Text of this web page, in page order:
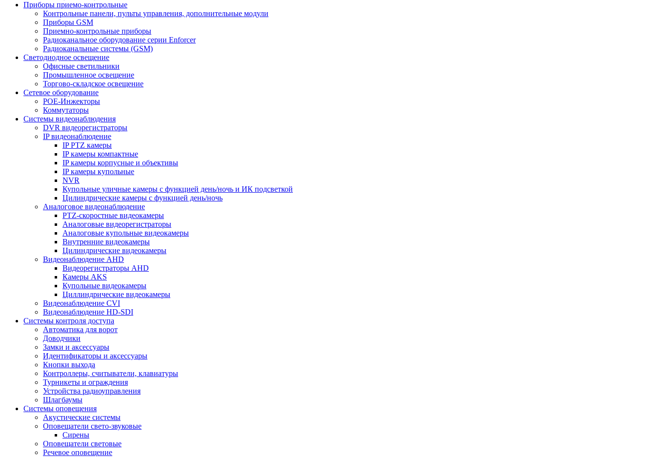
Приборы приемо-контрольные
Контрольные панели, пульты управления, дополнительные модули
Приборы GSM
Приемно-контрольные приборы
Радиоканальное оборудование серии Enforcer
Радиоканальные системы (GSM)
Светодиодное освещение
Офисные светильники
Промышленное освещение
Торгово-складское освещение
Сетевое оборудование
POE-Инжекторы
Коммутаторы
Системы видеонаблюдения
DVR видеорегистраторы
IP видеонаблюдение
IP PTZ камеры
IP камеры компактные
IP камеры корпусные и объективы
IP камеры купольные
NVR
Купольные уличные камеры с функцией день/ночь и ИК подсветкой
Цилиндрические камеры с функцией день/ночь
Аналоговое видеонаблюдение
PTZ-скоростные видеокамеры
Аналоговые видеорегистраторы
Аналоговые купольные видеокамеры
Внутренние видеокамеры
Цилиндрические видеокамеры
Видеонаблюдение AHD
Видеорегистраторы AHD
Камеры AKS
Купольные видеокамеры
Циллиндрические видеокамеры
Видеонаблюдение CVI
Видеонаблюдение HD-SDI
Системы контроля доступа
Автоматика для ворот
Доводчики
Замки и аксессуары
Идентификаторы и аксессуары
Кнопки выхода
Контроллеры, считыватели, клавиатуры
Турникеты и ограждения
Устройства радиоуправления
Шлагбаумы
Системы оповещения
Акустические системы
Оповещатели свето-звуковые
Сирены
Оповещатели световые
Речевое оповещение